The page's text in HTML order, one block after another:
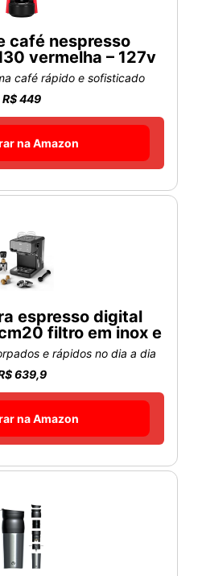
café nespresso
vermelha – 127v
café rápido e sofisticado
R$ 449
na Amazon
espresso digital
filtro em inox e
e rápidos no dia a dia
639,9
na Amazon